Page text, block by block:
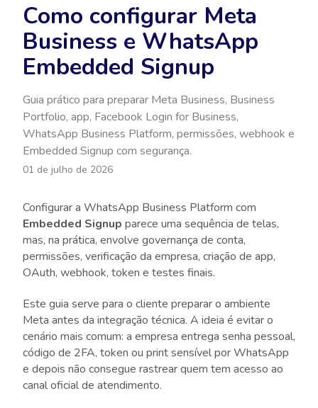
Como configurar Meta
Business e WhatsApp
Embedded Signup
Guia prático para preparar Meta Business, Business
Portfolio, app, Facebook Login for Business,
WhatsApp Business Platform, permissões, webhook e
Embedded Signup com segurança.
01 de julho de 2026
Configurar a WhatsApp Business Platform com
Embedded Signup parece uma sequência de telas,
mas, na prática, envolve governança de conta,
permissões, verificação da empresa, criação de app,
OAuth, webhook, token e testes finais.
Este guia serve para o cliente preparar o ambiente
Meta antes da integração técnica. A ideia é evitar o
cenário mais comum: a empresa entrega senha pessoal,
código de 2FA, token ou print sensível por WhatsApp
e depois não consegue rastrear quem tem acesso ao
canal oficial de atendimento.